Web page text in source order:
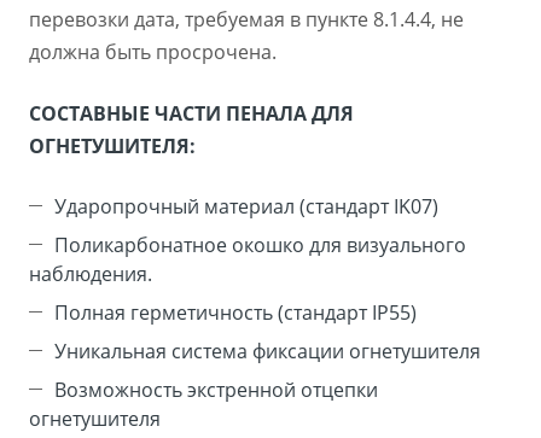
перевозки дата, требуемая в пункте 8.1.4.4, не
должна быть просрочена.
СОСТАВНЫЕ ЧАСТИ ПЕНАЛА ДЛЯ
ОГНЕТУШИТЕЛЯ:
Ударопрочный материал (стандарт IK07)
Поликарбонатное окошко для визуального
наблюдения.
Полная герметичность (стандарт IP55)
Уникальная система фиксации огнетушителя
Возможность экстренной отцепки
огнетушителя